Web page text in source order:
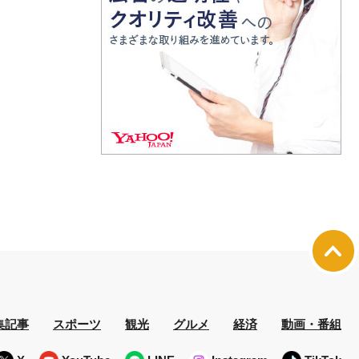
記事 スポーツ 観光 グルメ 経済 動画・番組